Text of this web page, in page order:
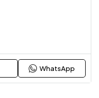
WhatsApp